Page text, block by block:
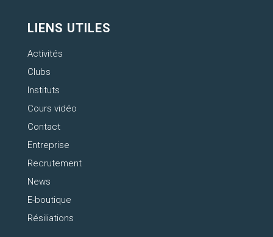
LIENS UTILES
Activités
Clubs
Instituts
Cours vidéo
Contact
Entreprise
Recrutement
News
E-boutique
Résiliations